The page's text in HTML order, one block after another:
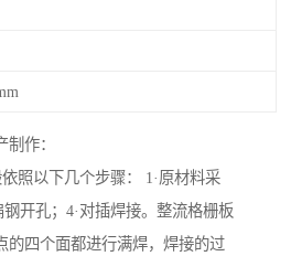
作：
照以下几个步骤： 1·原材料采
钢开孔；4·对插焊接。整流格栅板
的四个面都进行满焊，焊接的过